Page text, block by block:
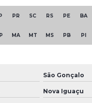
de borracha
borracha
PR SC RS PE BA
MA MT MS PB PI
São Gonçalo
Nova Iguaçu